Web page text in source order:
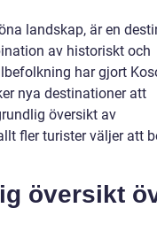
landskap, är en
av historiskt och
har gjort
nya destinationer att
översikt av
fler turister väljer att
översikt